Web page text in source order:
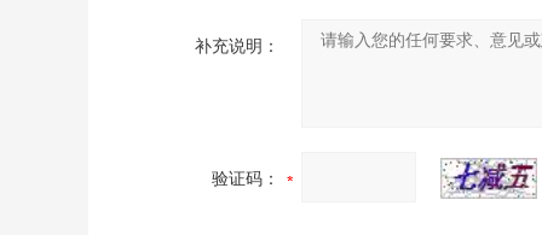
补充说明：
验证码：